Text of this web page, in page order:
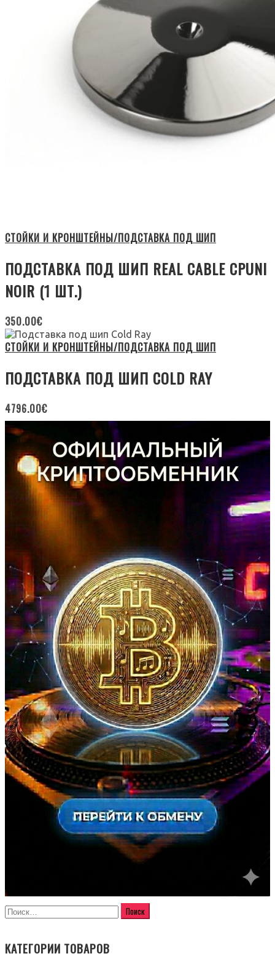
СТОЙКИ И КРОНШТЕЙНЫ/ПОДСТАВКА ПОД ШИП
ПОДСТАВКА ПОД ШИП REAL CABLE CPUNI
NOIR (1 ШТ.)
350.00€
СТОЙКИ И КРОНШТЕЙНЫ/ПОДСТАВКА ПОД ШИП
ПОДСТАВКА ПОД ШИП COLD RAY
4796.00€
КАТЕГОРИИ ТОВАРОВ